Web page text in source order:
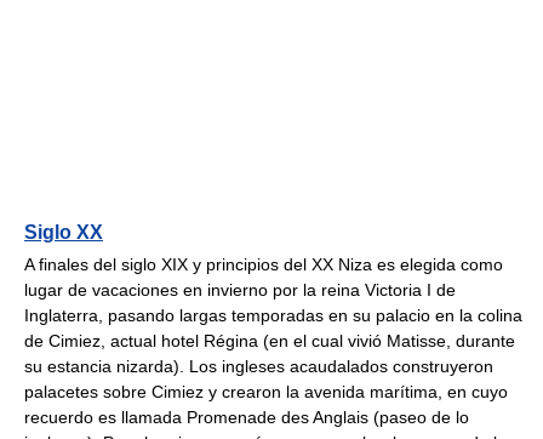
Siglo XX
A finales del siglo XIX y principios del XX Niza es elegida como
lugar de vacaciones en invierno por la reina Victoria I de
Inglaterra, pasando largas temporadas en su palacio en la colina
de Cimiez, actual hotel Régina (en el cual vivió Matisse, durante
su estancia nizarda). Los ingleses acaudalados construyeron
palacetes sobre Cimiez y crearon la avenida marítima, en cuyo
recuerdo es llamada Promenade des Anglais (paseo de lo